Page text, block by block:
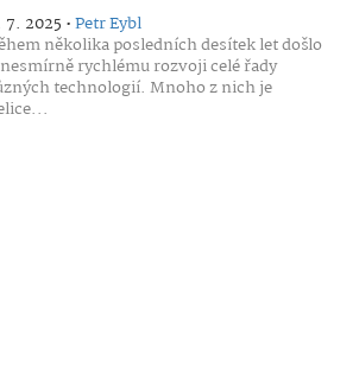
2025 •Petr Eybl
několika posledních desítek let došlo
rychlému rozvoji celé řady
technologií. Mnoho z nich je